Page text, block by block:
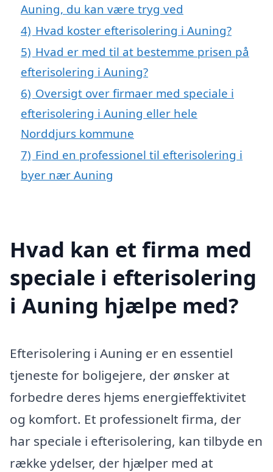
Auning, du kan være tryg ved
4) Hvad koster efterisolering i Auning?
5) Hvad er med til at bestemme prisen på
efterisolering i Auning?
6) Oversigt over firmaer med speciale i
efterisolering i Auning eller hele
Norddjurs kommune
7) Find en professionel til efterisolering i
byer nær Auning
Hvad kan et firma med
speciale i efterisolering
i Auning hjælpe med?
Efterisolering i Auning er en essentiel
tjeneste for boligejere, der ønsker at
forbedre deres hjems energieffektivitet
og komfort. Et professionelt firma, der
har speciale i efterisolering, kan tilbyde en
række ydelser, der hjælper med at